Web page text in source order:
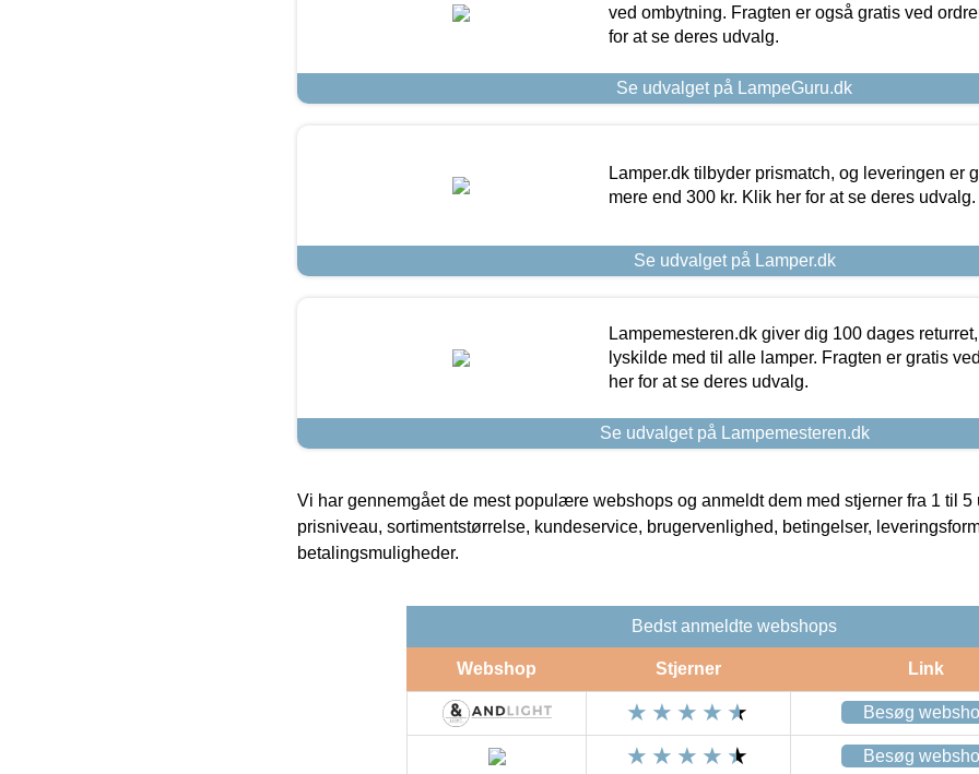
ved ombytning. Fragten er også gratis ved
for at se deres udvalg.
Se udvalget på LampeGuru.dk
Lamper.dk tilbyder prismatch, og leveringen er
mere end 300 kr. Klik her for at se deres udvalg.
Se udvalget på Lamper.dk
Lampemesteren.dk giver dig 100 dages
lyskilde med til alle lamper. Fragten er gratis
her for at se deres udvalg.
Se udvalget på Lampemesteren.dk
Vi har gennemgået de mest populære webshops og anmeldt dem med stjerner fra 1 til 5
prisniveau, sortimentstørrelse, kundeservice, brugervenlighed, betingelser,
betalingsmuligheder.
Bedst anmeldte webshops
Webshop Stjerner Link
Besøg
Besøg